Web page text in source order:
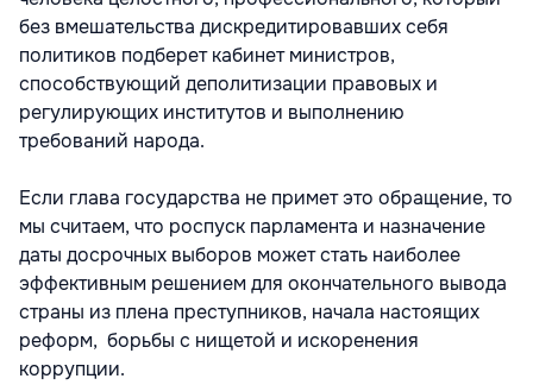
без вмешательства дискредитировавших себя
политиков подберет кабинет министров,
способствующий деполитизации правовых и
регулирующих институтов и выполнению
требований народа.
Если глава государства не примет это обращение, то
мы считаем, что роспуск парламента и назначение
даты досрочных выборов может стать наиболее
эффективным решением для окончательного вывода
страны из плена преступников, начала настоящих
реформ, борьбы с нищетой и искоренения
коррупции.